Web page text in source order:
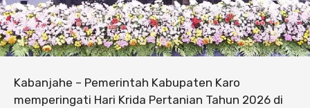
Kabanjahe – Pemerintah Kabupaten Karo
memperingati Hari Krida Pertanian Tahun 2026 di